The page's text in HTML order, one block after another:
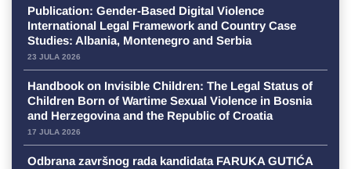
Publication: Gender-Based Digital Violence
International Legal Framework and Country Case
Studies: Albania, Montenegro and Serbia
23 JULA 2026
Handbook on Invisible Children: The Legal Status of
Children Born of Wartime Sexual Violence in Bosnia
and Herzegovina and the Republic of Croatia
17 JULA 2026
Odbrana završnog rada kandidata FARUKA GUTIĆA